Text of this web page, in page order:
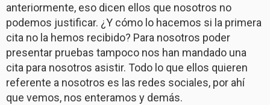
anteriormente, eso dicen ellos que nosotros no
podemos justificar. ¿Y cómo lo hacemos si la primera
cita no la hemos recibido? Para nosotros poder
presentar pruebas tampoco nos han mandado una
cita para nosotros asistir. Todo lo que ellos quieren
referente a nosotros es las redes sociales, por ahí
que vemos, nos enteramos y demás.